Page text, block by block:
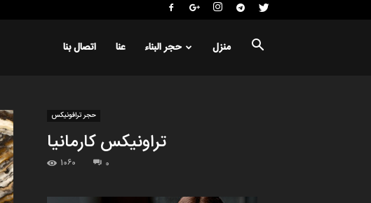
اتصال بنا عنا حجر البناء منزل
حجر ترافونيكس
تراونیکس کارمانیا
1060 0